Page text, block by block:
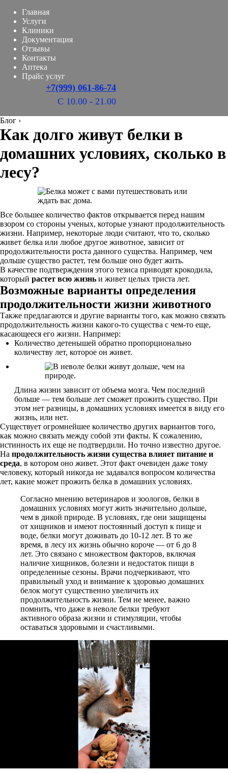
Главная
Услуги
Клиники
Документация
Отзывы
Контакты
Аптека
Прайс услуг
+7(999) 061-86-74
С 10.00 - 21.00
Блог ›
Как долго живут белки в
домашних условиях, сколько в
лесу?
Все большее количество фактов открывается перед нашим
взором со стороны ученых, которые узнают продолжительность
жизни. Например, некоторые люди считают, что то, сколько
живет белка или любое другое животное, зависит от
продолжительности роста данного существа. Например, чем
дольше существо растет, тем больше оно будет жить.
В качестве подтверждения этого тезиса приводят крокодила,
который растет всю жизнь и живет целых триста лет.
Возможные варианты определения
продолжительности жизни животного
Также предлагаются и другие варианты того, как можно связать
продолжительность жизни какого-то существа с чем-то еще,
касающееся его жизни. Например:
Количество детенышей обратно пропорционально
количеству лет, которое он живет.
Длина жизни зависит от объема мозга. Чем последний
больше — тем больше лет сможет прожить существо. При
этом нет разницы, в домашних условиях имеется в виду его
жизнь, или нет.
Существует огромнейшее количество других вариантов того,
как можно связать между собой эти факты. К сожалению,
истинность их еще не подтвердили. Но точно известно другое.
На продолжительность жизни существа влияет питание и
среда, в котором оно живет. Этот факт очевиден даже тому
человеку, который никогда не задавался вопросом количества
лет, какие может прожить белка в домашних условиях.
Согласно мнению ветеринаров и зоологов, белки в
домашних условиях могут жить значительно дольше,
чем в дикой природе. В условиях, где они защищены
от хищников и имеют постоянный доступ к пище и
воде, белки могут доживать до 10-12 лет. В то же
время, в лесу их жизнь обычно короче — от 6 до 8
лет. Это связано с множеством факторов, включая
наличие хищников, болезни и недостаток пищи в
определенные сезоны. Врачи подчеркивают, что
правильный уход и внимание к здоровью домашних
белок могут существенно увеличить их
продолжительность жизни. Тем не менее, важно
помнить, что даже в неволе белки требуют
активного образа жизни и стимуляции, чтобы
оставаться здоровыми и счастливыми.